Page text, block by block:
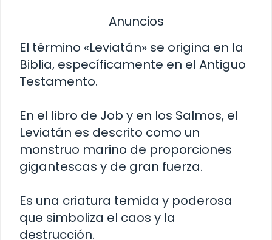
Anuncios
El término «Leviatán» se origina en la
Biblia, específicamente en el Antiguo
Testamento.
En el libro de Job y en los Salmos, el
Leviatán es descrito como un
monstruo marino de proporciones
gigantescas y de gran fuerza.
Es una criatura temida y poderosa
que simboliza el caos y la
destrucción.